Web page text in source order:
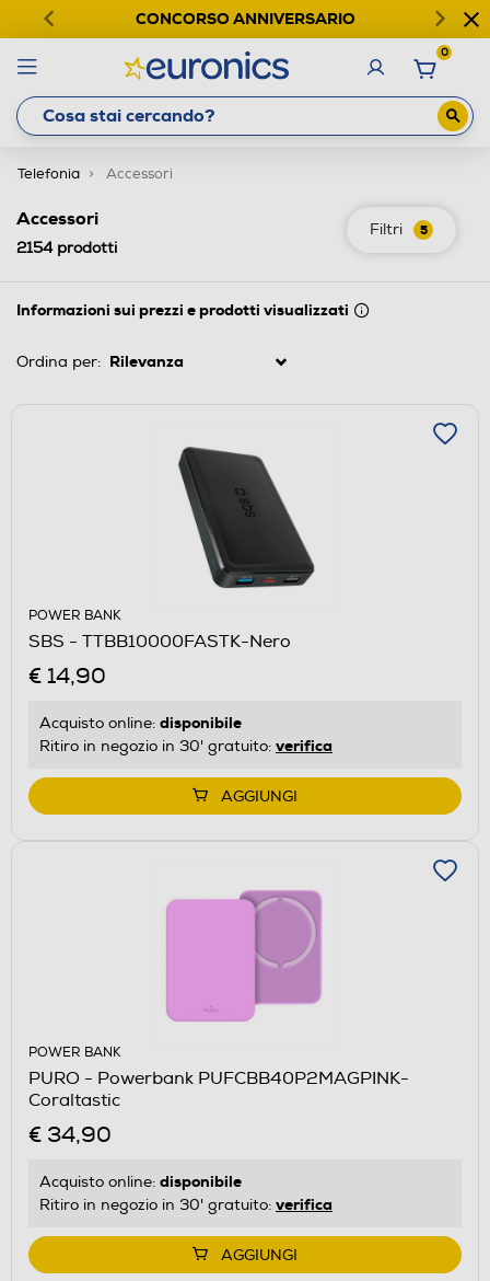
CONCORSO ANNIVERSARIO
0
Telefonia Accessori
Filtri 5
Accessori
2154prodotti
Informazioni sui prezzi e prodotti visualizzati
Ordina per:
POWER BANK
SBS - TTBB10000FASTK-Nero
€ 14,90
Acquisto online: disponibile
Ritiro in negozio in 30' gratuito: verifica
AGGIUNGI
POWER BANK
PURO - Powerbank PUFCBB40P2MAGPINK-
Coraltastic
€ 34,90
Acquisto online: disponibile
Ritiro in negozio in 30' gratuito: verifica
AGGIUNGI